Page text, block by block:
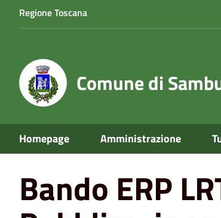
Regione Toscana
Comune di
Homepage Amministrazione
Home News Bando ERP LRT 2/2019 -
Bando ERP